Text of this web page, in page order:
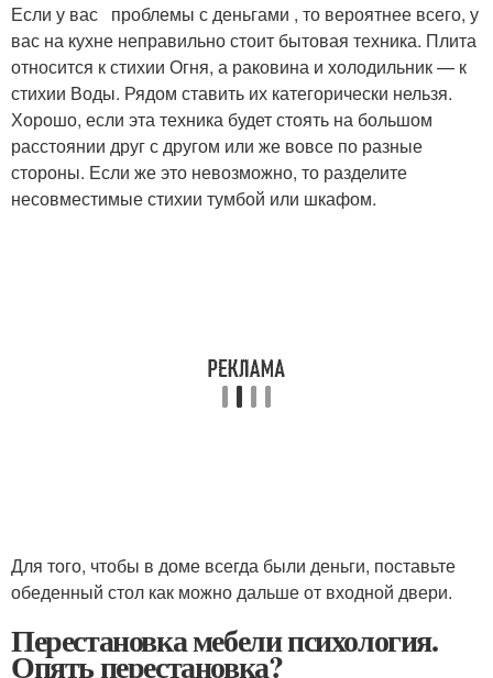
Если у вас проблемы с деньгами , то вероятнее всего, у
вас на кухне неправильно стоит бытовая техника. Плита
относится к стихии Огня, а раковина и холодильник — к
стихии Воды. Рядом ставить их категорически нельзя.
Хорошо, если эта техника будет стоять на большом
расстоянии друг с другом или же вовсе по разные
стороны. Если же это невозможно, то разделите
несовместимые стихии тумбой или шкафом.
Для того, чтобы в доме всегда были деньги, поставьте
обеденный стол как можно дальше от входной двери.
Перестановка мебели психология.
Опять перестановка?